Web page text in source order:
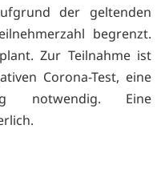
der geltenden
begrenzt.
Zur Teilnahme ist
Corona-Test, eine
notwendig. Eine